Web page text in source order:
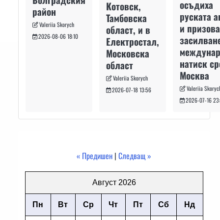
район
Valeriia Skorych
2026-08-06 18:10
Котовск,
Тамбовска
област, и в
Електростал,
Московска
област
Valeriia Skorych
2026-07-18 13:56
осъдиха
руската
и
натиск
Москва
Valeriia
2026-07-16
« Предишен |Следващ »
Август 2026
Пн Вт Ср Чт Пт Сб Нд